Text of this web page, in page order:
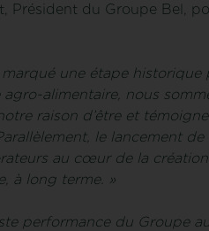
Président du Groupe Bel,
marqué une étape
alimentaire, nous
raison d’être et
le lancement
au cœur de la
à long terme. »
performance du Groupe